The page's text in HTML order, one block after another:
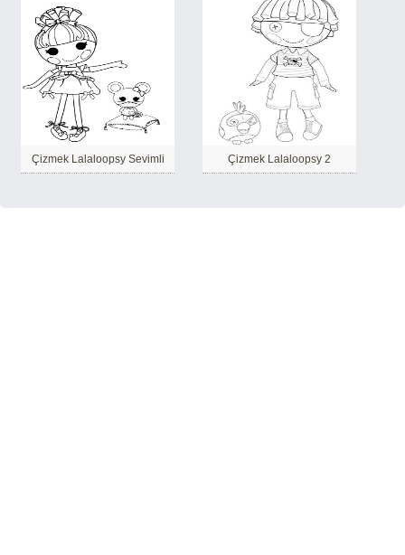
Çizmek Lalaloopsy Sevimli Çizmek Lalaloopsy 2